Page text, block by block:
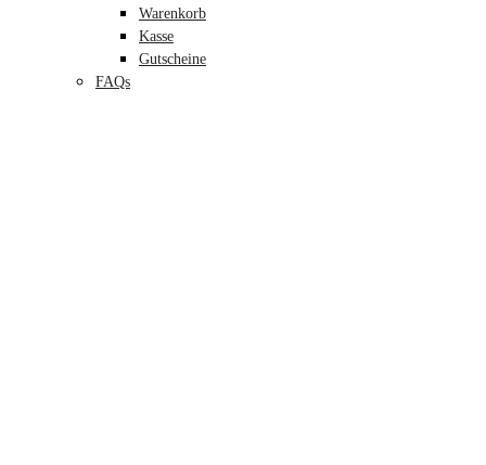
Warenkorb
Kasse
Gutscheine
FAQs